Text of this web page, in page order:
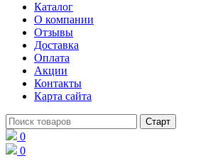
Каталог
О компании
Отзывы
Доставка
Оплата
Акции
Контакты
Карта сайта
0
0